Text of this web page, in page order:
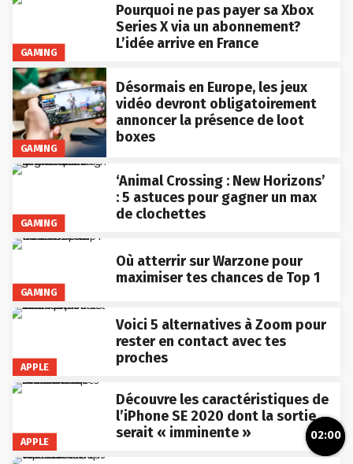
GAMING
Pourquoi ne pas payer sa Xbox
Series X via un abonnement?
L’idée arrive en France
GAMING
Désormais en Europe, les jeux
vidéo devront obligatoirement
annoncer la présence de loot
boxes
GAMING
‘Animal Crossing : New Horizons’
: 5 astuces pour gagner un max
de clochettes
GAMING
Où atterrir sur Warzone pour
maximiser tes chances de Top 1
APPLE
Voici 5 alternatives à Zoom pour
rester en contact avec tes
proches
APPLE
Découvre les caractéristiques de
l’iPhone SE 2020 dont la sortie
serait « imminente »
02:00